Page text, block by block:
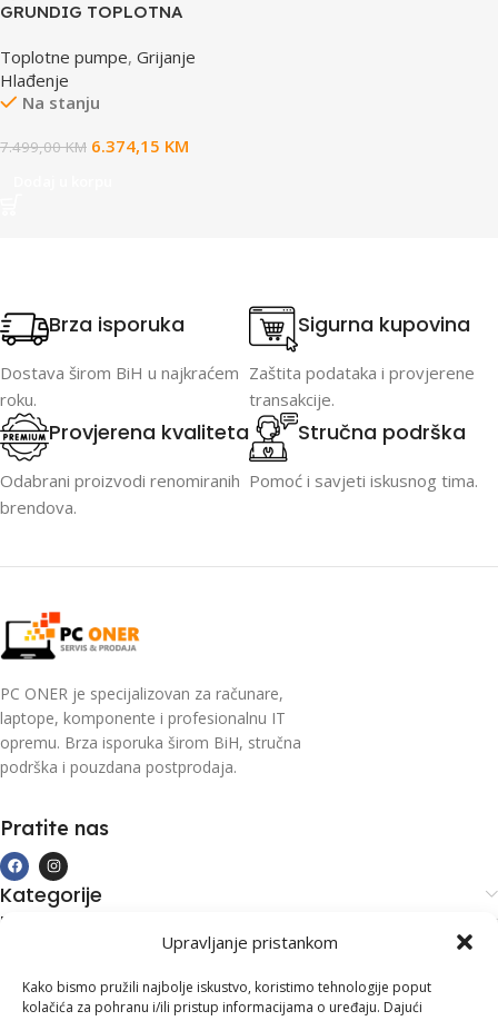
Upravljanje pristankom
Kako bismo pružili najbolje iskustvo, koristimo tehnologije poput
kolačića za pohranu i/ili pristup informacijama o uređaju. Dajući
GRUNDIG TOPLOTNA
16KW
Toplotne pumpe, Grijanje
Hlađenje
Na stanju
7.499,00KM 6.374,15 KM
Brza isporuka
Dostava širom BiH u najkraćem
roku.
Sigurna kupovina
Zaštita podataka i provjerene
transakcije.
Provjerena kvaliteta
Odabrani proizvodi renomiranih
brendova.
Stručna podrška
Pomoć i savjeti iskusnog tima.
PC ONER je specijalizovan za računare,
laptope, komponente i profesionalnu IT
opremu. Brza isporuka širom BiH, stručna
podrška i pouzdana postprodaja.
Pratite nas
Kategorije
Kupovina i podrška
Kontakt informacije